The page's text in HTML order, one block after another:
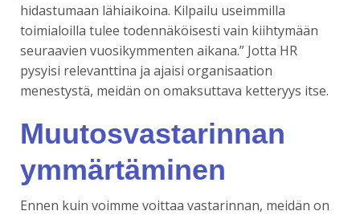
hidastumaan lähiaikoina. Kilpailu useimmilla
toimialoilla tulee todennäköisesti vain kiihtymään
seuraavien vuosikymmenten aikana.” Jotta HR
pysyisi relevanttina ja ajaisi organisaation
menestystä, meidän on omaksuttava ketteryys itse.
Muutosvastarinnan
ymmärtäminen
Ennen kuin voimme voittaa vastarinnan, meidän on